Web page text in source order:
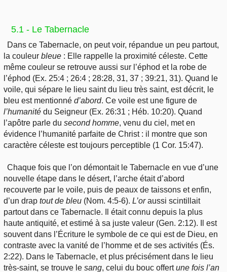
5.1 - Le Tabernacle
Dans ce Tabernacle, on peut voir, répandue un peu partout,
la couleur bleue : Elle rappelle la proximité céleste. Cette
même couleur se retrouve aussi sur l’éphod et la robe de
l’éphod (Ex. 25:4 ; 26:4 ; 28:28, 31, 37 ; 39:21, 31). Quand le
voile, qui sépare le lieu saint du lieu très saint, est décrit, le
bleu est mentionné d’abord. Ce voile est une figure de
l’humanité du Seigneur (Ex. 26:31 ; Héb. 10:20). Quand
l’apôtre parle du secondhomme, venu du ciel, met en
évidence l’humanité parfaite de Christ : il montre que son
caractère céleste est toujours perceptible (1 Cor. 15:47).
Chaque fois que l’on démontait le Tabernacle en vue d’une
nouvelle étape dans le désert, l’arche était d’abord
recouverte par le voile, puis de peaux de taissons et enfin,
d’un drap toutde bleu (Nom. 4:5-6). L’oraussi scintillait
partout dans ce Tabernacle. Il était connu depuis la plus
haute antiquité, et estimé à sa juste valeur (Gen. 2:12). Il est
souvent dans l’Écriture le symbole de ce qui est de Dieu, en
contraste avec la vanité de l’homme et de ses activités (És.
2:22). Dans le Tabernacle, et plus précisément dans le lieu
très-saint, se trouve le sang, celui du bouc offertune fois l’an